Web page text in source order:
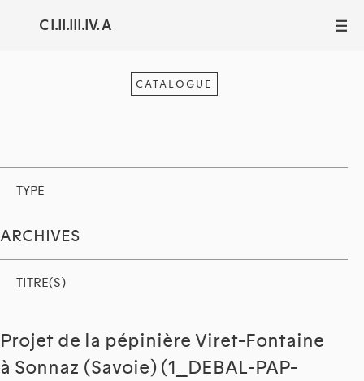
C I.II.III.IV. A III
CATALOGUE
TYPE
ARCHIVES
TITRE(S)
Projet de la pépinière Viret-Fontaine
à Sonnaz (Savoie) (1_DEBAL-PAP-